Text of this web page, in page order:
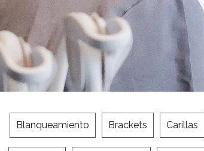
Blanqueamiento Brackets Carillas